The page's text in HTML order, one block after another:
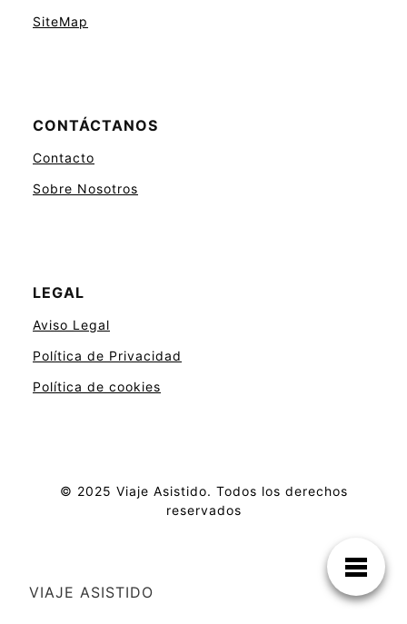
SiteMap
CONTÁCTANOS
Contacto
Sobre Nosotros
LEGAL
Aviso Legal
Política de Privacidad
Política de cookies
© 2025 Viaje Asistido. Todos los derechos
reservados
VIAJE ASISTIDO